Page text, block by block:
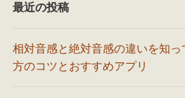
最近の投稿
相対音感と絶対音感の違いを知
方のコツとおすすめアプリ